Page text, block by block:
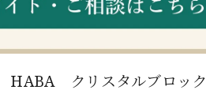
HABA クリスタルブロック